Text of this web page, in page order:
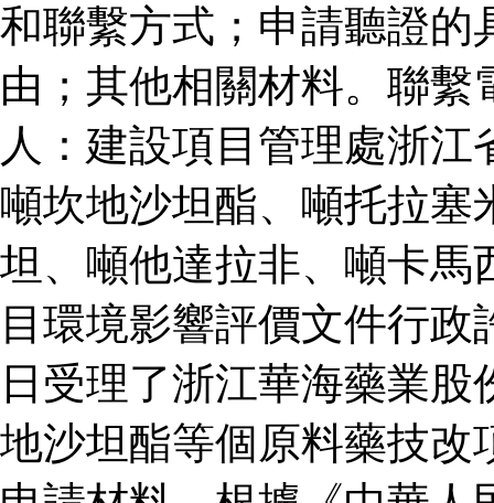
和聯繫方式；申請聽證的
由；其他相關材料。聯
人：建設項目管理處浙
噸坎地沙坦酯、噸托拉塞
坦、噸他達拉非、噸卡馬
目環境影響評價文件行
日受理了浙江華海藥業
地沙坦酯等個原料藥技改